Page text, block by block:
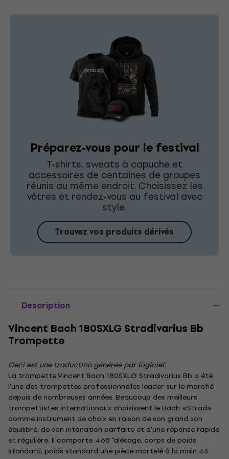
Préparez-vous pour le festival
T-shirts, sweats à capuche et
accessoires de centaines de groupes
réunis au même endroit. Choisissez les
vôtres et rendez-vous au festival avec
style.
Trouvez vos produits dérivés
Description
Vincent Bach 180SXLG Stradivarius Bb
Trompette
Ceci est une traduction générée par logiciel:
La trompette Vincent Bach 180SXLG Stradivarius Bb a été
l'une des trompettes professionnelles leader sur le marché
depuis de nombreuses années. Beaucoup des meilleurs
trompettistes internationaux choisissent le Bach «Strad»
comme instrument de choix en raison de son grand son
équilibré, de son intonation parfaite et d'une réponse rapide
et régulière. Il comporte .468 "alésage, corps de poids
standard, poids standard une pièce martelé à la main 43